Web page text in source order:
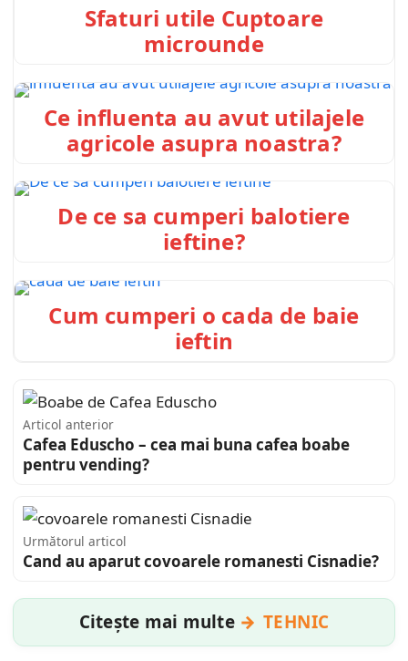
Sfaturi utile Cuptoare
microunde
Ce influenta au avut utilajele
agricole asupra noastra?
De ce sa cumperi balotiere
ieftine?
Cum cumperi o cada de baie
ieftin
Articol anterior
Cafea Eduscho – cea mai buna cafea boabe
pentru vending?
Următorul articol
Cand au aparut covoarele romanesti Cisnadie?
Citește mai multe TEHNIC